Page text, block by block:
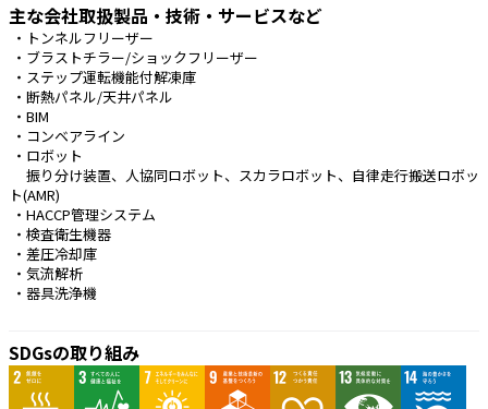
主な会社取扱製品・技術・サービスなど
・トンネルフリーザー
・ブラストチラー/ショックフリーザー
・ステップ運転機能付解凍庫
・断熱パネル/天井パネル
・BIM
・コンベアライン
・ロボット
ト(AMR)
・HACCP管理システム
・検査衛生機器
・差圧冷却庫
・気流解析
・器具洗浄機
SDGsの取り組み